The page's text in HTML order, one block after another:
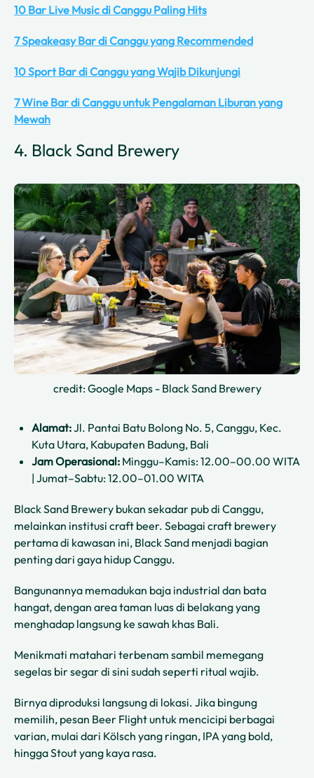
10 Bar Live Music di Canggu Paling Hits
7 Speakeasy Bar di Canggu yang Recommended
10 Sport Bar di Canggu yang Wajib Dikunjungi
7 Wine Bar di Canggu untuk Pengalaman Liburan yang
Mewah
4. Black Sand Brewery
credit: Google Maps - Black Sand Brewery
Alamat:Jl. Pantai Batu Bolong No. 5, Canggu, Kec.
Kuta Utara, Kabupaten Badung, Bali
Jam Operasional: Minggu–Kamis: 12.00–00.00 WITA
| Jumat–Sabtu: 12.00–01.00 WITA
Black Sand Brewery bukan sekadar pub di Canggu,
melainkan institusi craft beer. Sebagai craft brewery
pertama di kawasan ini, Black Sand menjadi bagian
penting dari gaya hidup Canggu.
Bangunannya memadukan baja industrial dan bata
hangat, dengan area taman luas di belakang yang
menghadap langsung ke sawah khas Bali.
Menikmati matahari terbenam sambil memegang
segelas bir segar di sini sudah seperti ritual wajib.
Birnya diproduksi langsung di lokasi. Jika bingung
memilih, pesan Beer Flight untuk mencicipi berbagai
varian, mulai dari Kölsch yang ringan, IPA yang bold,
hingga Stout yang kaya rasa.